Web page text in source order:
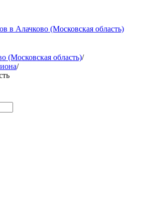
в Алачково (Московская область)
(Московская область)/
/